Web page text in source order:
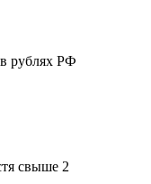
рублях РФ
свыше 2